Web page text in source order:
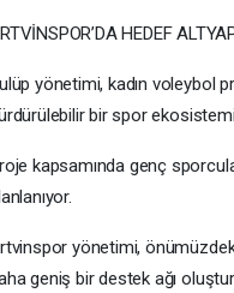
HEDEF
yönetimi, kadın voleybol
bir spor
kapsamında genç
yönetimi,
geniş bir destek ağı